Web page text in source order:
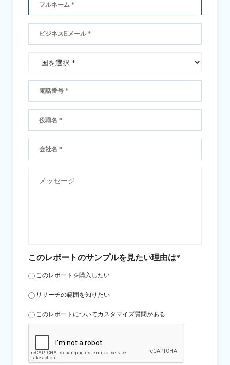
このレポートのサンプルを見たい理由は*
このレポートを購入したい
リサーチの範囲を知りたい
このレポートについてカスタマイズ質問がある